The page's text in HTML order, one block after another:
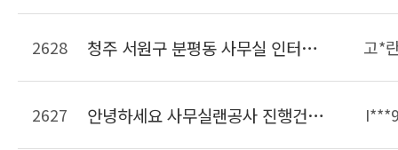
2628 청주 서원구 분평동 사무실 인터넷키폰이 불편해서 일반키폰으로 바꿀려고하는데 비용이 얼마나 들까요?? 9대설치예정 고*
2627 안녕하세요 사무실랜공사 진행건으로 문의드립니다. 23개의 책상이 들어가는 사무실입니다 자리가 23개면 견적이 얼마나 나올까요??? 사무실은 현재 공실상태입니다. 견적요청드립니다. 감사합니다